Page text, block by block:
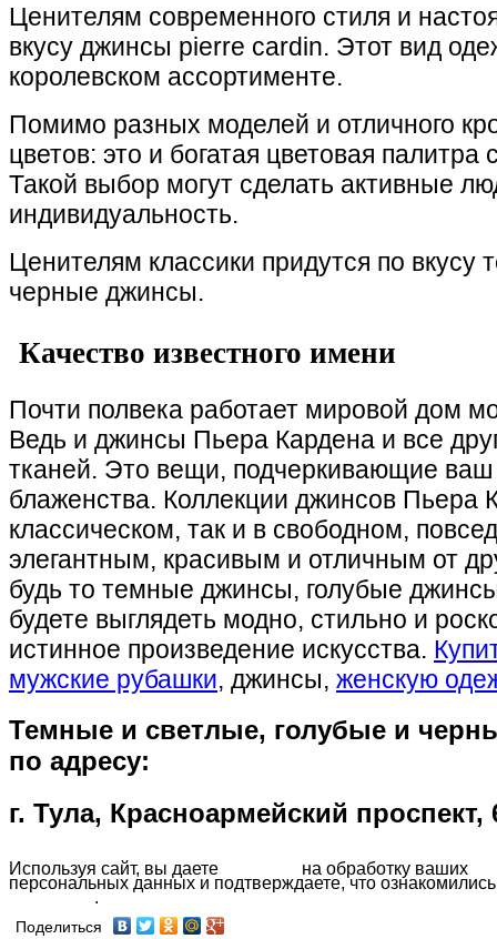
Ценителям современного стиля и
вкусу джинсы pierre cardin. Этот вид
королевском ассортименте.
Помимо разных моделей и отличного
цветов: это и богатая цветовая
Такой выбор могут сделать активные
индивидуальность.
Ценителям классики придутся по
черные джинсы.
Качество известного имени
Почти полвека работает мировой дом
Ведь и джинсы Пьера Кардена и все
тканей. Это вещи, подчеркивающие
блаженства. Коллекции джинсов
классическом, так и в свободном,
элегантным, красивым и отличным от
будь то темные джинсы, голубые
будете выглядеть модно, стильно и
истинное произведение искусства.
мужские рубашки, джинсы, женскую
Темные и светлые, голубые и
по адресу:
г. Тула, Красноармейский проспект,
Используя сайт, вы даете на обработку ваших
персональных данных и подтверждаете, что
политикой .
Поделиться